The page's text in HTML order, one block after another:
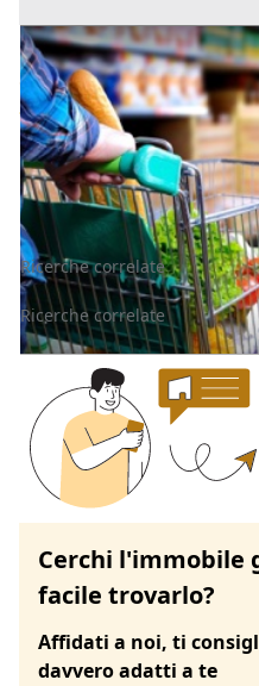
Negozio all'asta a Nuoro
Macomer (Nuoro)
Offerta minima
28.800 € 38.400 €
Codice asta: AM046844
Asta chiusa
Ricerche correlate
Ricerche correlate
Cerchi l'immobile
facile trovarlo?
Affidati a noi, ti
davvero adatti a te